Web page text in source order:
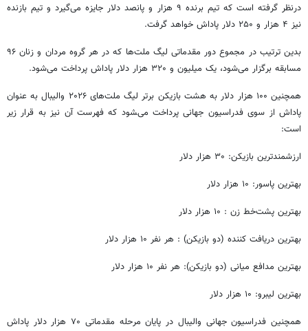
درنظر گرفته است که تیم برنده ۹ هزار و پانصد دلار جایزه می‌گیرد و تیم بازنده
نیز ۴ هزار و ۲۵۰ دلار پاداش خواهد گرفت.
بدین ترتیب در مجموع دور مقدماتی لیگ ملت‌ها که در هر گروه مردان و زنان ۹۶
مسابقه برگزار می‌شود، یک میلیون و ۳۲۰ هزار دلار پاداش پرداخت می‌شود.
همچنین ۱۰۰ هزار دلار به هشت بازیکن برتر لیگ ملت‌های ۲۰۲۶ والیبال به عنوان
پاداش از سوی فدراسیون جهانی پرداخت می‌‍شود که فهرست آن نیز به قرار زیر
است:
ارزشمندترین بازیکن: ۳۰ هزار دلار
بهترین پاسور: ۱۰ هزار دلار
بهترین پشت‌خط زن : ۱۰ هزار دلار
بهترین دریافت کننده (دو بازیکن) : هر نفر ۱۰ هزار دلار
بهترین مدافع میانی (دو بازیکن): هر نفر ۱۰ هزار دلار
بهترین لیبرو: ۱۰ هزار دلار
همچنین فدراسیون جهانی والیبال در پایان مرحله مقدماتی ۷۰ هزار دلار پاداش